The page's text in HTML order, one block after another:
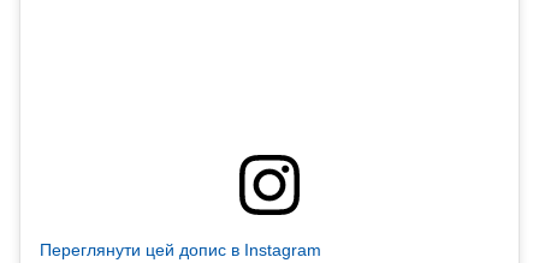
Переглянути цей допис в Instagram